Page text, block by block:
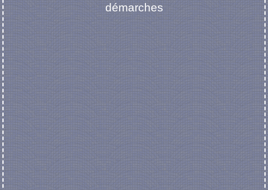
démarches